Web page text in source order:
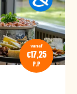
vanaf
€17,25
P.P